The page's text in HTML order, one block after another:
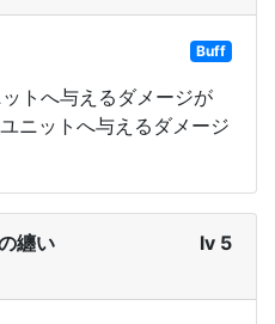
Buff
トへ与えるダメージが
ニットへ与えるダメージ
纏い lv 5